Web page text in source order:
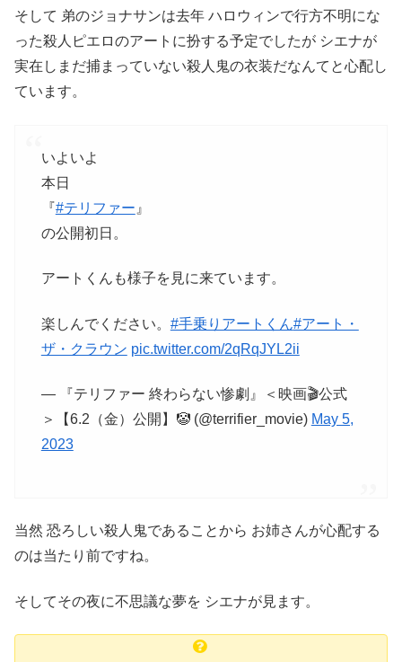
そして 弟のジョナサンは去年 ハロウィンで行方不明にな
った殺人ピエロのアートに扮する予定でしたが シエナが
実在しまだ捕まっていない殺人鬼の衣装だなんてと心配し
ています。
いよいよ
本日
『#テリファー 』
の公開初日。
アートくんも様子を見に来ています。
楽しんでください。 #手乗りアートくん#アート・
ザ・クラウン pic.twitter.com/2qRqJYL2ii
— 『テリファー 終わらない惨劇』＜映画🎬公式
＞【6.2（金）公開】🤡 (@terrifier_movie) May 5,
2023
当然 恐ろしい殺人鬼であることから お姉さんが心配する
のは当たり前ですね。
そしてその夜に不思議な夢を シエナが見ます。